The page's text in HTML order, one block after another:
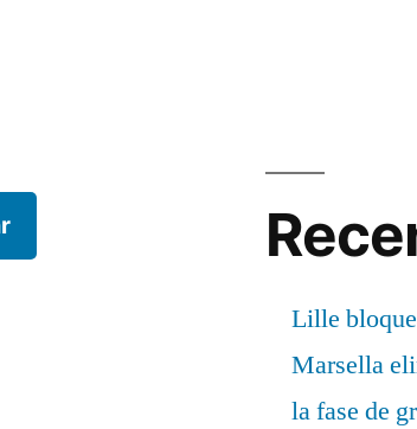
Lille
Marsella
la fase de